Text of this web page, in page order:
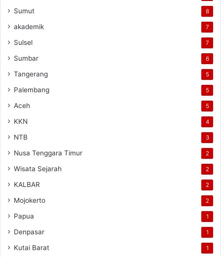
Sumut 8
akademik 7
Sulsel 7
Sumbar 6
Tangerang 5
Palembang 5
Aceh 5
KKN 4
NTB 3
Nusa Tenggara Timur 2
Wisata Sejarah 2
KALBAR 2
Mojokerto 2
Papua 1
Denpasar 1
Kutai Barat 1